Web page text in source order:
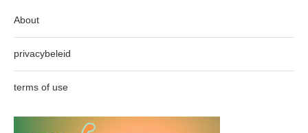
About
privacybeleid
terms of use